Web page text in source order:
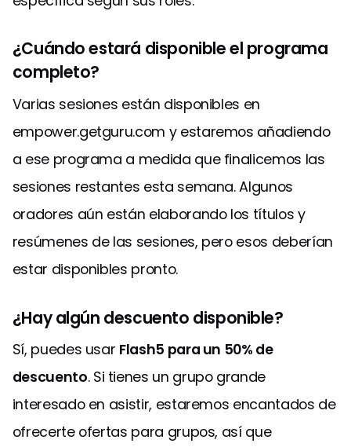
¿Cuándo estará disponible el programa
completo?
Varias sesiones están disponibles en
empower.getguru.com y estaremos añadiendo
a ese programa a medida que finalicemos las
sesiones restantes esta semana. Algunos
oradores aún están elaborando los títulos y
resúmenes de las sesiones, pero esos deberían
estar disponibles pronto.
¿Hay algún descuento disponible?
Sí, puedes usar Flash5 para un 50% de
descuento. Si tienes un grupo grande
interesado en asistir, estaremos encantados de
ofrecerte ofertas para grupos, así que